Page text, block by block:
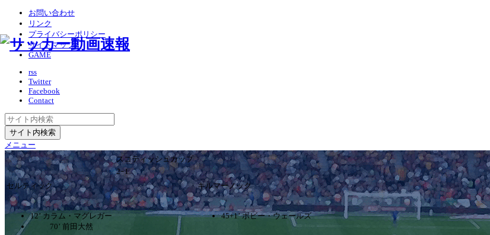
お問い合わせ
リンク
プライバシーポリシー
サイトマップ
GAME
rss
Twitter
Facebook
Contact
メニュー
スコティッシュカップ
2ｰ1
セルティック
キルマーノック
12’ カラム・マグレガー
70’ 前田大然
45+1’ ボビー・ウェールズ